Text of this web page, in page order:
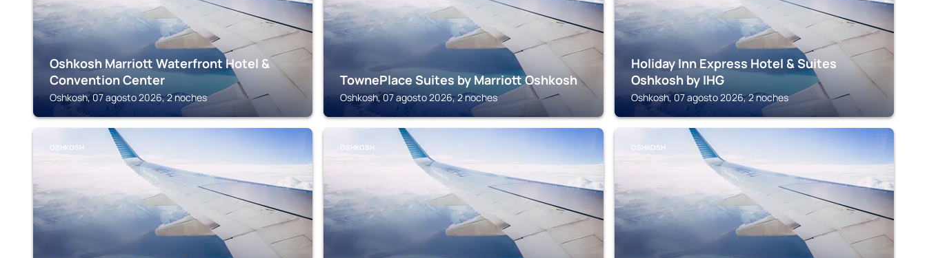
Oshkosh Marriott Waterfront Hotel &
Convention Center
Oshkosh, 07 agosto 2026, 2 noches
TownePlace Suites by Marriott Oshkosh
Oshkosh, 07 agosto 2026, 2 noches
Holiday Inn Express Hotel & Suites
Oshkosh by IHG
Oshkosh, 07 agosto 2026, 2 noches
OSHKOSH OSHKOSH OSHKOSH